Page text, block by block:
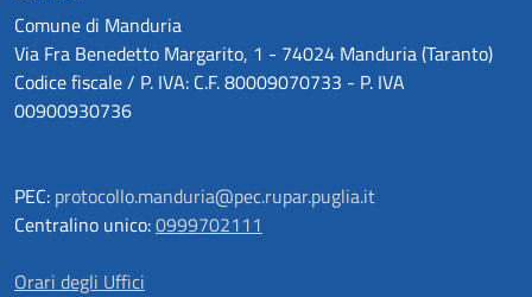
Comune di Manduria
Via Fra Benedetto Margarito, 1 - 74024 Manduria (Taranto)
Codice fiscale / P. IVA: C.F. 80009070733 - P. IVA
00900930736
PEC: protocollo.manduria@pec.rupar.puglia.it
Centralino unico:0999702111
Orari degli Uffici